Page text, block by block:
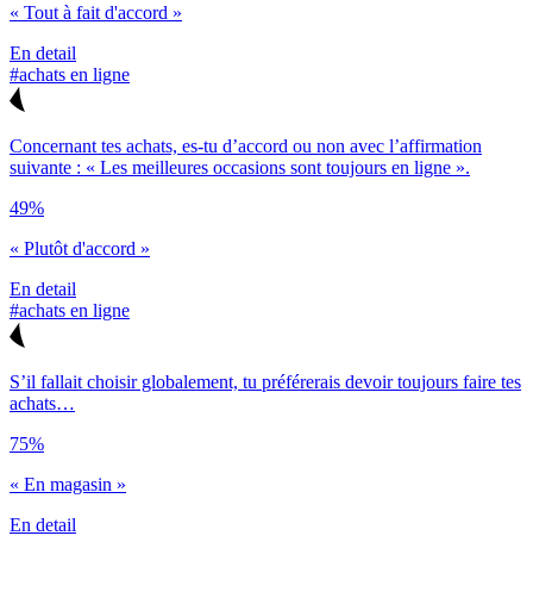
« Tout à fait d'accord »
En detail
#achats en ligne
Concernant tes achats, es-tu d’accord ou non avec l’affirmation
suivante : « Les meilleures occasions sont toujours en ligne ».
49%
« Plutôt d'accord »
En detail
#achats en ligne
S’il fallait choisir globalement, tu préférerais devoir toujours faire tes
achats…
75%
« En magasin »
En detail